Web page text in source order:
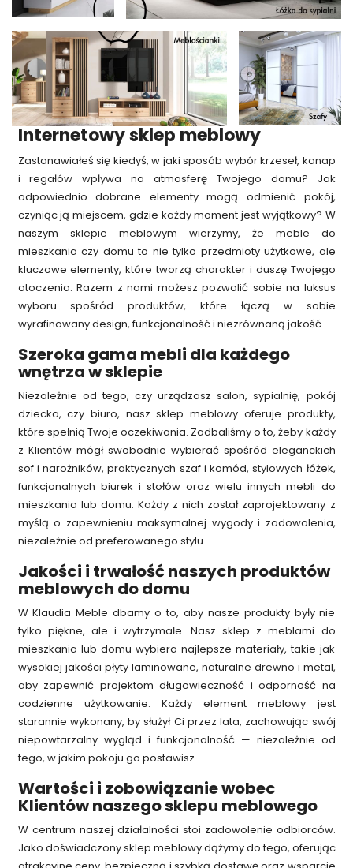
Internetowy sklep meblowy
Zastanawiałeś się kiedyś, w jaki sposób wybór krzeseł, kanap
i regałów wpływa na atmosferę Twojego domu? Jak
odpowiednio dobrane elementy mogą odmienić pokój,
czyniąc ją miejscem, gdzie każdy moment jest wyjątkowy? W
naszym sklepie meblowym wierzymy, że meble do
mieszkania czy domu to nie tylko przedmioty użytkowe, ale
kluczowe elementy, które tworzą charakter i duszę Twojego
otoczenia. Razem z nami możesz pozwolić sobie na luksus
wyboru spośród produktów, które łączą w sobie
wyrafinowany design, funkcjonalność i niezrównaną jakość.
Szeroka gama mebli dla każdego
wnętrza w sklepie
Niezależnie od tego, czy urządzasz salon, sypialnię, pokój
dziecka, czy biuro, nasz sklep meblowy oferuje produkty,
które spełnią Twoje oczekiwania. Zadbaliśmy o to, żeby każdy
z Klientów mógł swobodnie wybierać spośród eleganckich
sof i narożników, praktycznych szaf i komód, stylowych łóżek,
funkcjonalnych biurek i stołów oraz wielu innych mebli do
mieszkania lub domu. Każdy z nich został zaprojektowany z
myślą o zapewnieniu maksymalnej wygody i zadowolenia,
niezależnie od preferowanego stylu.
Jakości i trwałość naszych produktów
meblowych do domu
W Klaudia Meble dbamy o to, aby nasze produkty były nie
tylko piękne, ale i wytrzymałe. Nasz sklep z meblami do
mieszkania lub domu wybiera najlepsze materiały, takie jak
wysokiej jakości płyty laminowane, naturalne drewno i metal,
aby zapewnić projektom długowieczność i odporność na
codzienne użytkowanie. Każdy element meblowy jest
starannie wykonany, by służył Ci przez lata, zachowując swój
niepowtarzalny wygląd i funkcjonalność — niezależnie od
tego, w jakim pokoju go postawisz.
Wartości i zobowiązanie wobec
Klientów naszego sklepu meblowego
W centrum naszej działalności stoi zadowolenie odbiorców.
Jako doświadczony sklep meblowy dążymy do tego, oferując